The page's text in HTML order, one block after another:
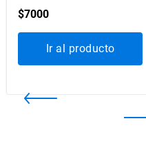
COLECCIÓN VICENTE
2600000011846
$7000
Ir al producto